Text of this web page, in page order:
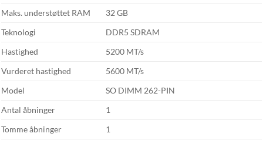
Maks. understøttet RAM
32 GB
Teknologi
DDR5 SDRAM
Hastighed
5200 MT/s
Vurderet hastighed
5600 MT/s
Model
SO DIMM 262-PIN
Antal åbninger
1
Tomme åbninger
1